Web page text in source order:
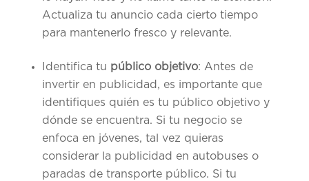
Actualiza tu anuncio cada cierto tiempo
para mantenerlo fresco y relevante.
Identifica tu público objetivo: Antes de
invertir en publicidad, es importante que
identifiques quién es tu público objetivo y
dónde se encuentra. Si tu negocio se
enfoca en jóvenes, tal vez quieras
considerar la publicidad en autobuses o
paradas de transporte público. Si tu